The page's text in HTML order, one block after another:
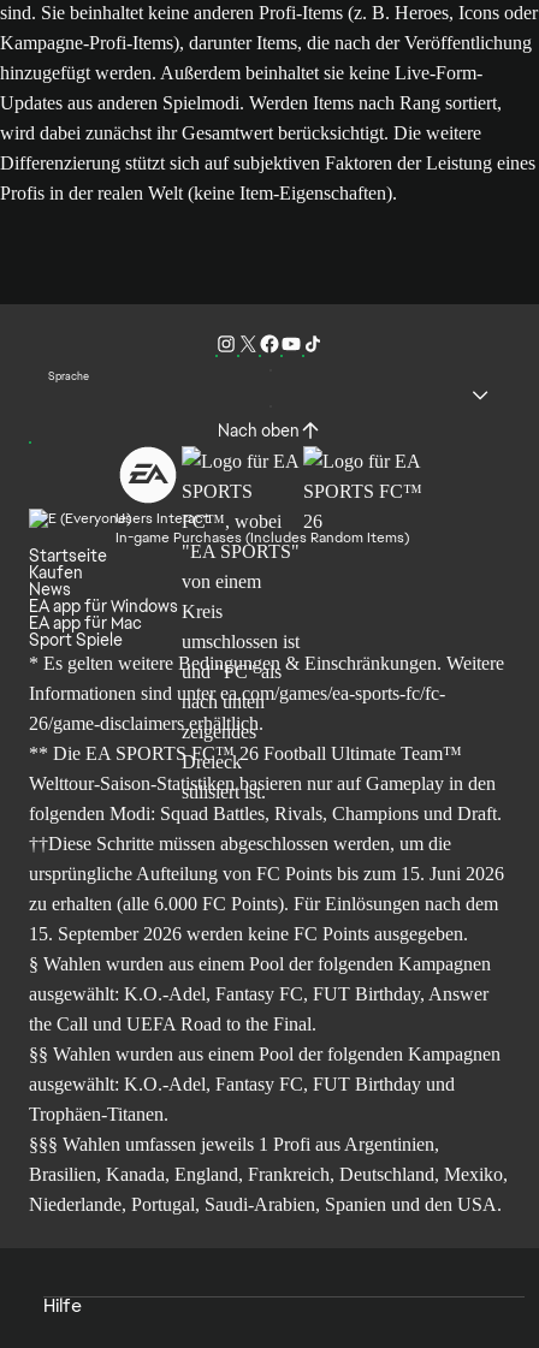
sind. Sie beinhaltet keine anderen Profi-Items (z. B. Heroes, Icons oder
Kampagne-Profi-Items), darunter Items, die nach der Veröffentlichung
hinzugefügt werden. Außerdem beinhaltet sie keine Live-Form-
Updates aus anderen Spielmodi. Werden Items nach Rang sortiert,
wird dabei zunächst ihr Gesamtwert berücksichtigt. Die weitere
Differenzierung stützt sich auf subjektiven Faktoren der Leistung eines
Profis in der realen Welt (keine Item-Eigenschaften).
Sprache
Nach oben
Users Interact
In-game Purchases (Includes Random Items)
Startseite
Kaufen
News
EA app für Windows
EA app für Mac
Sport Spiele
* Es gelten weitere Bedingungen & Einschränkungen. Weitere
Informationen sind unterea.com/games/ea-sports-fc/fc-
26/game-disclaimers erhältlich.
** Die EA SPORTS FC™ 26 Football Ultimate Team™
Welttour-Saison-Statistiken basieren nur auf Gameplay in den
folgenden Modi: Squad Battles, Rivals, Champions und Draft.
††Diese Schritte müssen abgeschlossen werden, um die
ursprüngliche Aufteilung von FC Points bis zum 15. Juni 2026
zu erhalten (alle 6.000 FC Points). Für Einlösungen nach dem
15. September 2026 werden keine FC Points ausgegeben.
§ Wahlen wurden aus einem Pool der folgenden Kampagnen
ausgewählt: K.O.-Adel, Fantasy FC, FUT Birthday, Answer
the Call und UEFA Road to the Final.
§§ Wahlen wurden aus einem Pool der folgenden Kampagnen
ausgewählt: K.O.-Adel, Fantasy FC, FUT Birthday und
Trophäen-Titanen.
§§§ Wahlen umfassen jeweils 1 Profi aus Argentinien,
Brasilien, Kanada, England, Frankreich, Deutschland, Mexiko,
Niederlande, Portugal, Saudi-Arabien, Spanien und den USA.
Hilfe